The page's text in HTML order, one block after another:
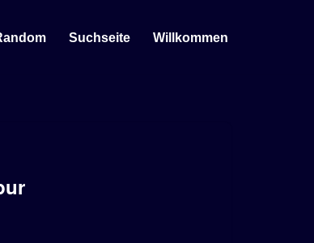
Suchseite Willkommen